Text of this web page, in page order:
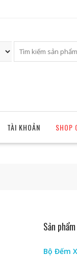
TÀI KHOẢN SHOP
Sản
Bộ Đếm